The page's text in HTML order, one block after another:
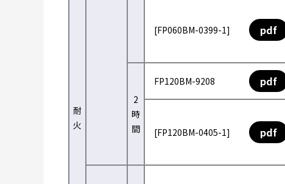
耐
火
[FP060BM-0399-1] pdf
2
時
間
FP120BM-9208 pdf
[FP120BM-0405-1] pdf